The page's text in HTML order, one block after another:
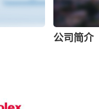
公司简介